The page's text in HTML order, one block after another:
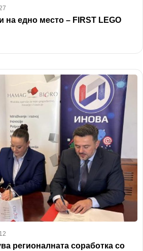
на едно место – FIRST LEGO
регионалната соработка со